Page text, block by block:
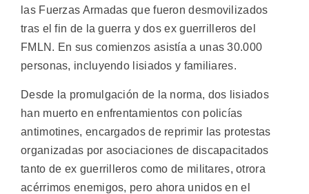
las Fuerzas Armadas que fueron desmovilizados
tras el fin de la guerra y dos ex guerrilleros del
FMLN. En sus comienzos asistía a unas 30.000
personas, incluyendo lisiados y familiares.
Desde la promulgación de la norma, dos lisiados
han muerto en enfrentamientos con policías
antimotines, encargados de reprimir las protestas
organizadas por asociaciones de discapacitados
tanto de ex guerrilleros como de militares, otrora
acérrimos enemigos, pero ahora unidos en el